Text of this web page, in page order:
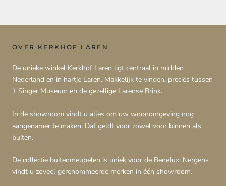
OVER KERKHOF LAREN
De unieke winkel Kerkhof Laren ligt centraal in midden
Nederland en in hartje Laren. Makkelijk te vinden, precies tussen
’t Singer Museum en de gezellige Larense Brink.
In de showroom vindt u alles om uw woonomgeving nog
aangenamer te maken. Dat geldt voor zowel voor binnen als
buiten.
De collectie buitenmeubelen is uniek voor de Benelux. Nergens
vindt u zoveel gerenommeerde merken in één showroom.